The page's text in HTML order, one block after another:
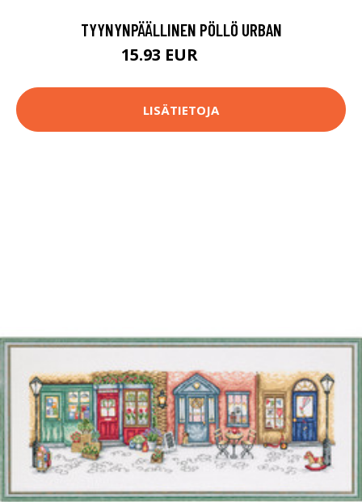
TYYNYNPÄÄLLINEN PÖLLÖ URBAN
15.93 EUR
LISÄTIETOJA